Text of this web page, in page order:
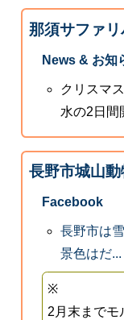
那須サファリ
News & お知
クリスマ
水の2日間
長野市城山動
Facebook
長野市は
景色はだ...
※
2月末までモ